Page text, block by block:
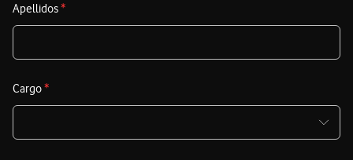
Apellidos*
Cargo*